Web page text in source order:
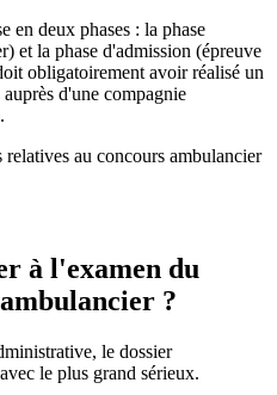
en deux phases : la phase
et la phase d'admission (épreuve
obligatoirement avoir réalisé un
d'une compagnie
au concours ambulancier
à l'examen du
?
le dossier
le plus grand sérieux.